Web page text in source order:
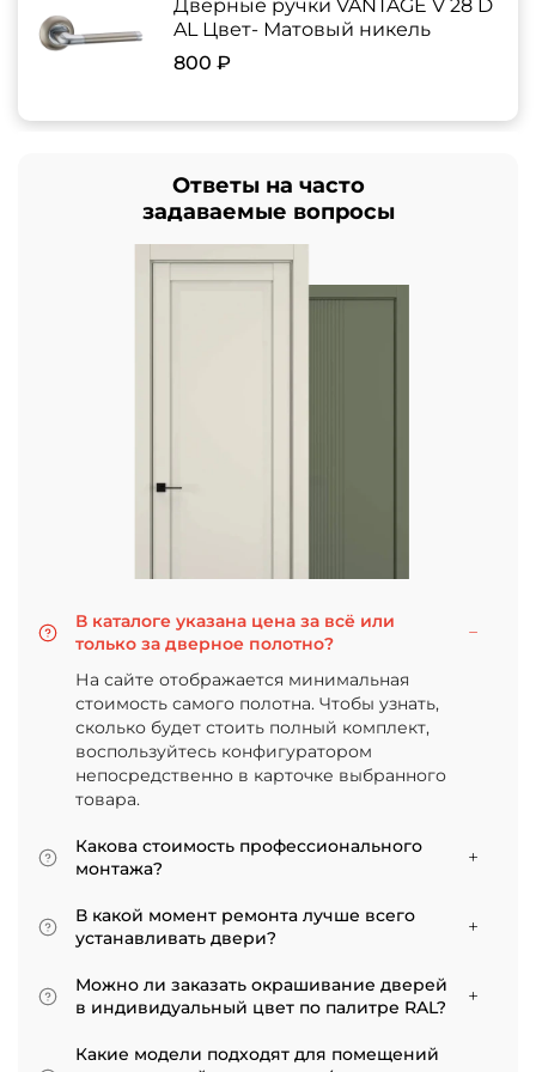
Дверные ручки VANTAGE V 28 D
AL Цвет- Матовый никель
800 ₽
Ответы на часто
задаваемые вопросы
В каталоге указана цена за всё или
только за дверное полотно?
На сайте отображается минимальная
стоимость самого полотна. Чтобы узнать,
сколько будет стоить полный комплект,
воспользуйтесь конфигуратором
непосредственно в карточке выбранного
товара.
Какова стоимость профессионального
монтажа?
Итоговая сумма зависит от типа отделки
двери и габаритов проема. Минимальная
цена за установку стандартной двери с
покрытием «экошпон» начинается от 5000
рублей.
В какой момент ремонта лучше всего
устанавливать двери?
Мы советуем приступать к монтажу после
того, как уложено напольное покрытие. В
противном случае из-за изменения уровня
пола полотно может не подойти по высоте, и
Можно ли заказать окрашивание дверей
в индивидуальный цвет по палитре RAL?
ассортименте представлены эмалированные
Какие модели подходят для помещений